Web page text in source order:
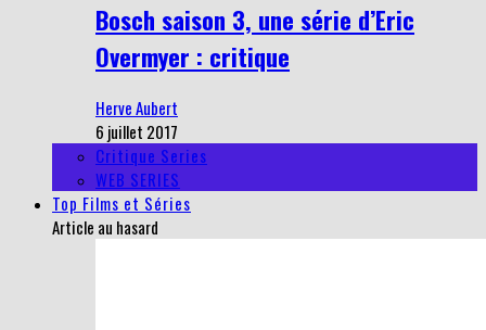
Bosch saison 3, une série d’Eric
Overmyer : critique
Herve Aubert
6 juillet 2017
Critique Series
WEB SERIES
Top Films et Séries
Article au hasard